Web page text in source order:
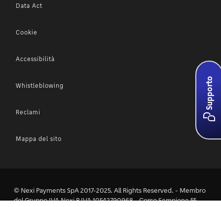
Data Act
Cookie
Accessibilità
Whistleblowing
Reclami
Mappa del sito
© Nexi Payments SpA 2017-2025. All Rights Reserved. - Membro
del Gruppo IVA Nexi P.IVA 10542790968 - Corso Sempione 55,
Supporto